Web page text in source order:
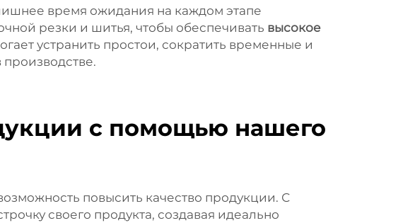
время ожидания на каждом этапе
резки и шитья, чтобы обеспечивать высокое
устранить простои, сократить временные и
с помощью нашего
повысить качество продукции. С
своего продукта, создавая идеально